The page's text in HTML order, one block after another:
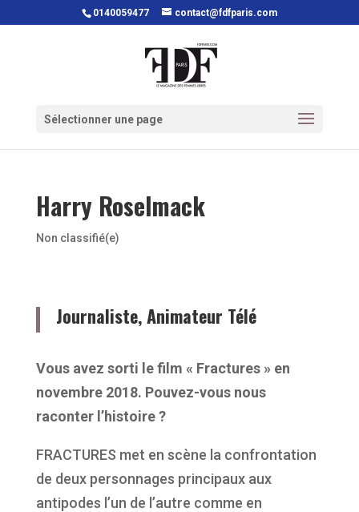
0140059477 contact@fdfparis.com
Sélectionner une page
Harry Roselmack
Non classifié(e)
Journaliste, Animateur Télé
Vous avez sorti le film « Fractures » en
novembre 2018. Pouvez-vous nous
raconter l’histoire ?
FRACTURES met en scène la confrontation
de deux personnages principaux aux
antipodes l’un de l’autre comme en